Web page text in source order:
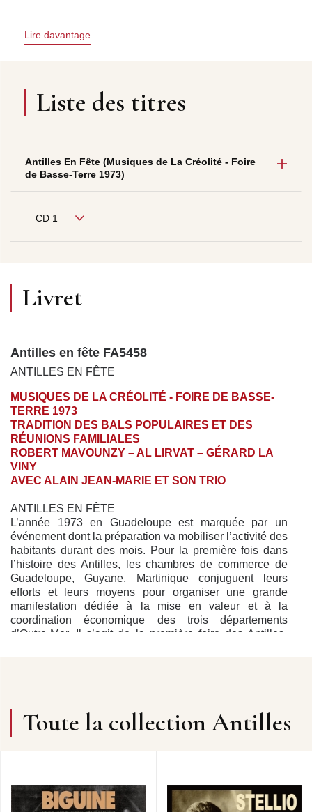
Lire davantage
Liste des titres
Antilles En Fête (Musiques de La Créolité - Foire
de Basse-Terre 1973)
CD 1
Livret
Antilles en fête FA5458
ANTILLES EN FÊTE
MUSIQUES DE LA CRÉOLITÉ - FOIRE DE BASSE-
TERRE 1973
TRADITION DES BALS POPULAIRES ET DES
RÉUNIONS FAMILIALES
ROBERT MAVOUNZY – AL LIRVAT – GÉRARD LA
VINY
AVEC ALAIN JEAN-MARIE ET SON TRIO
ANTILLES EN FÊTE
L’année 1973 en Guadeloupe est marquée par un
événement dont la préparation va mobiliser l’activité des
habitants durant des mois. Pour la première fois dans
l’histoire des Antilles, les chambres de commerce de
Guadeloupe, Guyane, Martinique conjuguent leurs
efforts et leurs moyens pour organiser une grande
manifestation dédiée à la mise en valeur et à la
coordination économique des trois départements
d’Outre-Mer. Il s’agit de la première foire des Antilles-
stands pour chaque département. On y présente les
ressources économiques, administratives, culturelles,
samedi 10 novembre, la foire de Basse-Terre est
inaugurée avec fanfare et majorettes par le préfet
Toute la collection Antilles